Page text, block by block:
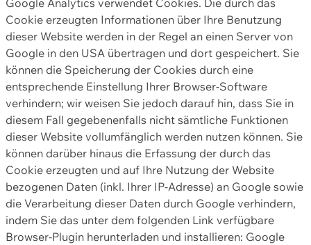
Google Analytics verwendet Cookies. Die durch das
Cookie erzeugten Informationen über Ihre Benutzung
dieser Website werden in der Regel an einen Server von
Google in den USA übertragen und dort gespeichert. Sie
können die Speicherung der Cookies durch eine
entsprechende Einstellung Ihrer Browser-Software
verhindern; wir weisen Sie jedoch darauf hin, dass Sie in
diesem Fall gegebenenfalls nicht sämtliche Funktionen
dieser Website vollumfänglich werden nutzen können. Sie
können darüber hinaus die Erfassung der durch das
Cookie erzeugten und auf Ihre Nutzung der Website
bezogenen Daten (inkl. Ihrer IP-Adresse) an Google sowie
die Verarbeitung dieser Daten durch Google verhindern,
indem Sie das unter dem folgenden Link verfügbare
Browser-Plugin herunterladen und installieren: Google